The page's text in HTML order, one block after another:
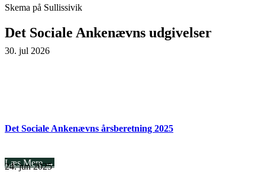
Skema på Sullissivik
Det Sociale Ankenævns udgivelser
30. jul 2026
Det Sociale Ankenævns årsberetning 2025
Læs Mere →
24. jun 2025